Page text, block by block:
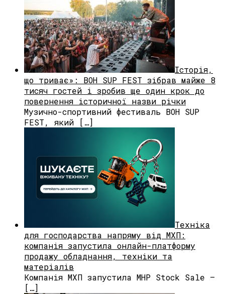
Історія,
що триває»: BOH SUP FEST зібрав майже 8
тисяч гостей і зробив ще один крок до
повернення історичної назви річки
Музично-спортивний фестиваль BOH SUP
FEST, який […]
Техніка
для господарства напряму від МХП:
компанія запустила онлайн-платформу
продажу обладнання, техніки та
матеріалів
Компанія МХП запустила MHP Stock Sale —
[…]